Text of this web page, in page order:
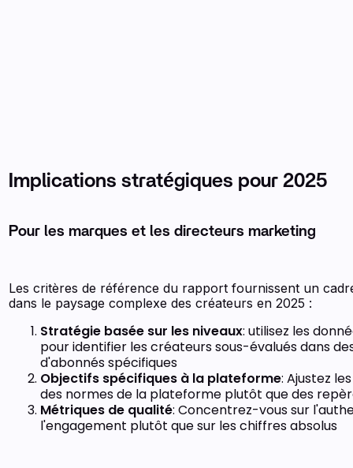
Implications stratégiques pour 2025
Pour les marques et les directeurs marketing
Les critères de référence du rapport fournissent un
dans le paysage complexe des créateurs en 2025 :
Stratégie basée sur les niveaux: utilisez les
pour identifier les créateurs sous-évalués dans
d'abonnés spécifiques
Objectifs spécifiques à la plateforme: Ajustez
des normes de la plateforme plutôt que des
Métriques de qualité: Concentrez-vous sur
l'engagement plutôt que sur les chiffres absolus